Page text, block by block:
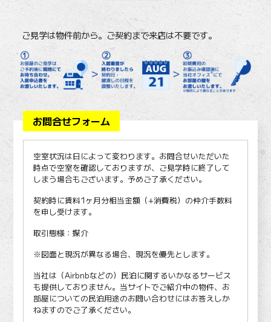
ご見学は物件前から。ご契約まで来店は不要です。
お問合せフォーム
空室状況は日によって変わります。お問合せいただいた
時点で空室を確認しておりますが、ご見学時に終了して
しまう場合もございます。予めご了承ください。
契約時に賃料1ヶ月分相当金額（+消費税）の仲介手数料
を申し受けます。
取引態様：媒介
※図面と現況が異なる場合、現況を優先とします。
当社は（Airbnbなどの）民泊に関するいかなるサービス
も提供しておりません。当サイトでご紹介中の物件、お
部屋についての民泊用途のお問い合わせにはお答えしか
ねますのでご了承ください。